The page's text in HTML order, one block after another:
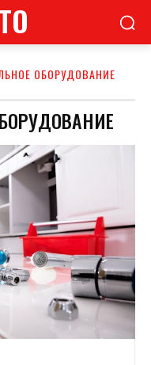
ОБОРУДОВАНИЕ